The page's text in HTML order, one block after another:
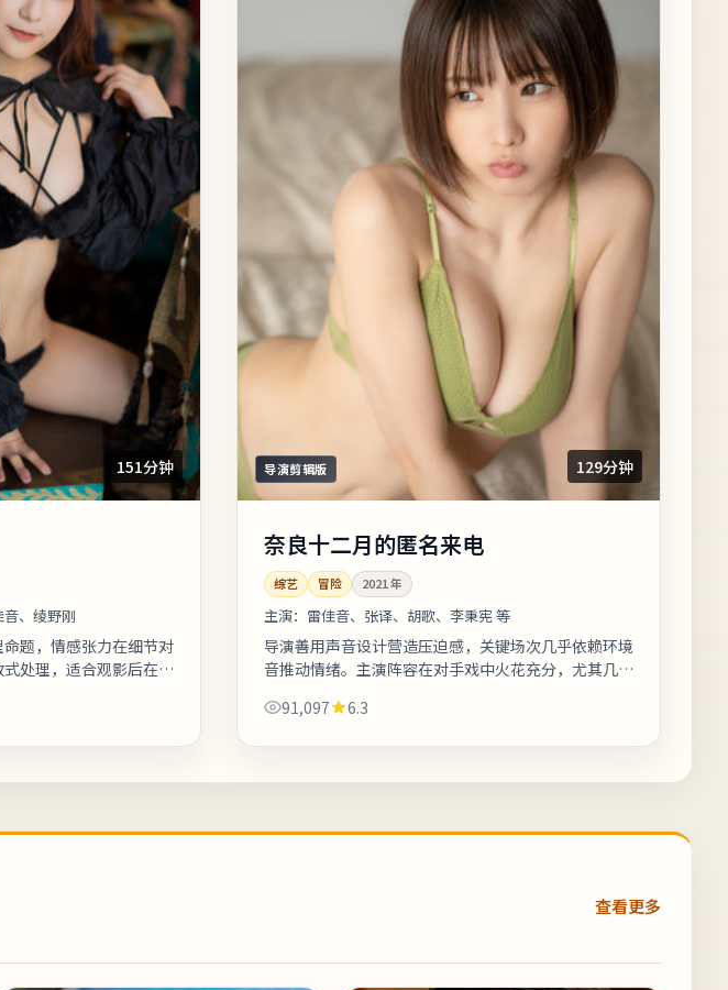
151分钟
、绫野刚
题，情感张力在细节对
处理，适合观影后在社
的人...
导演剪辑版 129分钟
奈良十二月的匿名来电
综艺 冒险 2021年
主演： 雷佳音、张译、胡歌、李秉宪 等
导演善用声音设计营造压迫感，关键场次几乎依赖环境
音推动情绪。主演阵容在对手戏中火花充分，尤其几场
二刷时解锁更多前后呼应。《奈良十...
91,097 6.3
查看更多